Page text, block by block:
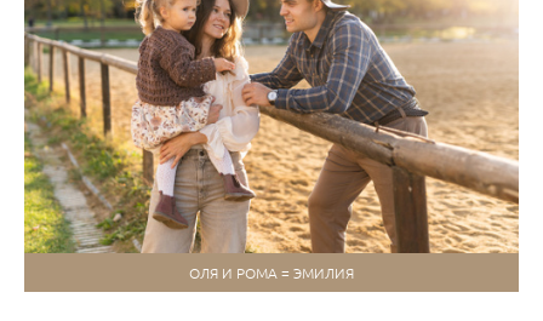
ОЛЯ И РОМА = ЭМИЛИЯ